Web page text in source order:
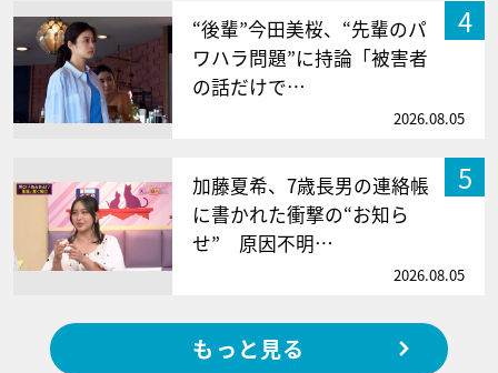
4
“後輩”今田美桜、“先輩のパ
ワハラ問題”に持論「被害者
の話だけで…
2026.08.05
5
加藤夏希、7歳長男の連絡帳
に書かれた衝撃の“お知ら
せ” 原因不明…
2026.08.05
もっと見る